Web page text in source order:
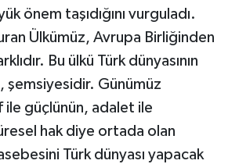
önem taşıdığını vurguladı.
Ülkümüz, Avrupa Birliğinden
Bu ülkü Türk dünyasının
şemsiyesidir. Günümüz
ile güçlünün, adalet ile
hak diye ortada olan
Türk dünyası yapacak